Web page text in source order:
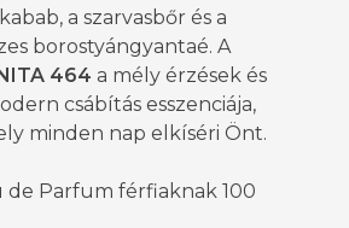
a szarvasbőr és a
borostyángyantaé. A
464 a mély érzések és
csábítás esszenciája,
minden nap elkíséri Önt.
de Parfum férfiaknak 100